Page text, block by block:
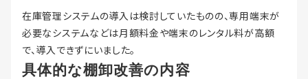
在庫管理システムの導入は検討していたものの、専用端末が
必要なシステムなどは月額料金や端末のレンタル料が高額
で、導入できずにいました。
具体的な棚卸改善の内容